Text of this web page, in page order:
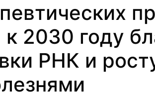
2030 году
РНК и